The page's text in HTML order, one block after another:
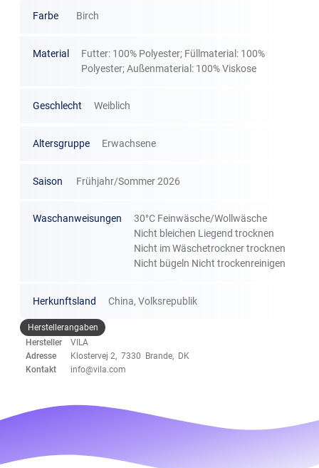
Farbe Birch
Material
Futter: 100% Polyester; Füllmaterial: 100%
Polyester; Außenmaterial: 100% Viskose
Geschlecht Weiblich
Altersgruppe Erwachsene
Saison Frühjahr/Sommer 2026
Waschanweisungen
30°C Feinwäsche/Wollwäsche
Nicht bleichen Liegend trocknen
Nicht im Wäschetrockner trocknen
Nicht bügeln Nicht trockenreinigen
Herkunftsland China, Volksrepublik
Herstellerangaben
Hersteller
VILA
Adresse
Klostervej 2, 7330 Brande, DK
Kontakt
info@vila.com